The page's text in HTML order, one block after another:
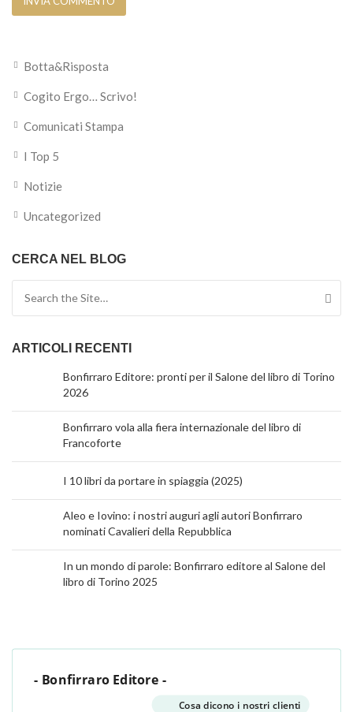
Botta&Risposta
Cogito Ergo… Scrivo!
Comunicati Stampa
I Top 5
Notizie
Uncategorized
CERCA NEL BLOG
ARTICOLI RECENTI
Bonfirraro Editore: pronti per il Salone del libro di Torino
2026
Bonfirraro vola alla fiera internazionale del libro di
Francoforte
I 10 libri da portare in spiaggia (2025)
Aleo e Iovino: i nostri auguri agli autori Bonfirraro
nominati Cavalieri della Repubblica
In un mondo di parole: Bonfirraro editore al Salone del
libro di Torino 2025
- Bonfirraro Editore -
Cosa dicono i nostri clienti